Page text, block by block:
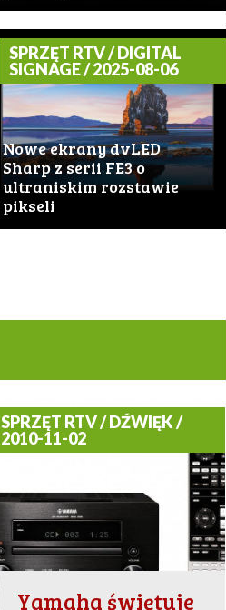
SPRZĘT RTV / DIGITAL
SIGNAGE / 2025-08-06
Nowe ekrany dvLED
Sharp z serii FE3 o
ultraniskim rozstawie
pikseli
SPRZĘT RTV / DŹWIĘK /
2010-11-02
Yamaha świętuje